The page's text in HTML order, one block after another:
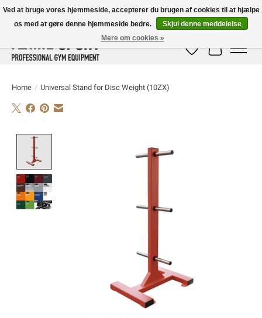
E-MAIL:info@flame-sport.deTEL.: +49 1525 9705 011
Ønskeseddel
Home / Universal Stand for Disc Weight (10ZX)
Ved at bruge vores hjemmeside, accepterer du brugen af ​​cookies til at hjælpe
os med at gøre denne hjemmeside bedre.
Skjul denne meddelelse
Mere om cookies »